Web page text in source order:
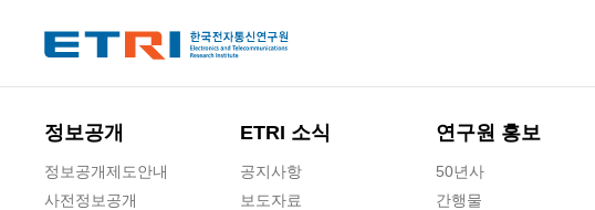
정보공개
정보공개제도안내
사전정보공개
ETRI 소식
공지사항
보도자료
연구원 홍보
50년사
간행물